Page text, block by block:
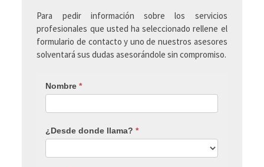
Para pedir información sobre los servicios
profesionales que usted ha seleccionado rellene el
formulario de contacto y uno de nuestros asesores
solventará sus dudas asesorándole sin compromiso.
Nombre*
¿Desde donde llama?*